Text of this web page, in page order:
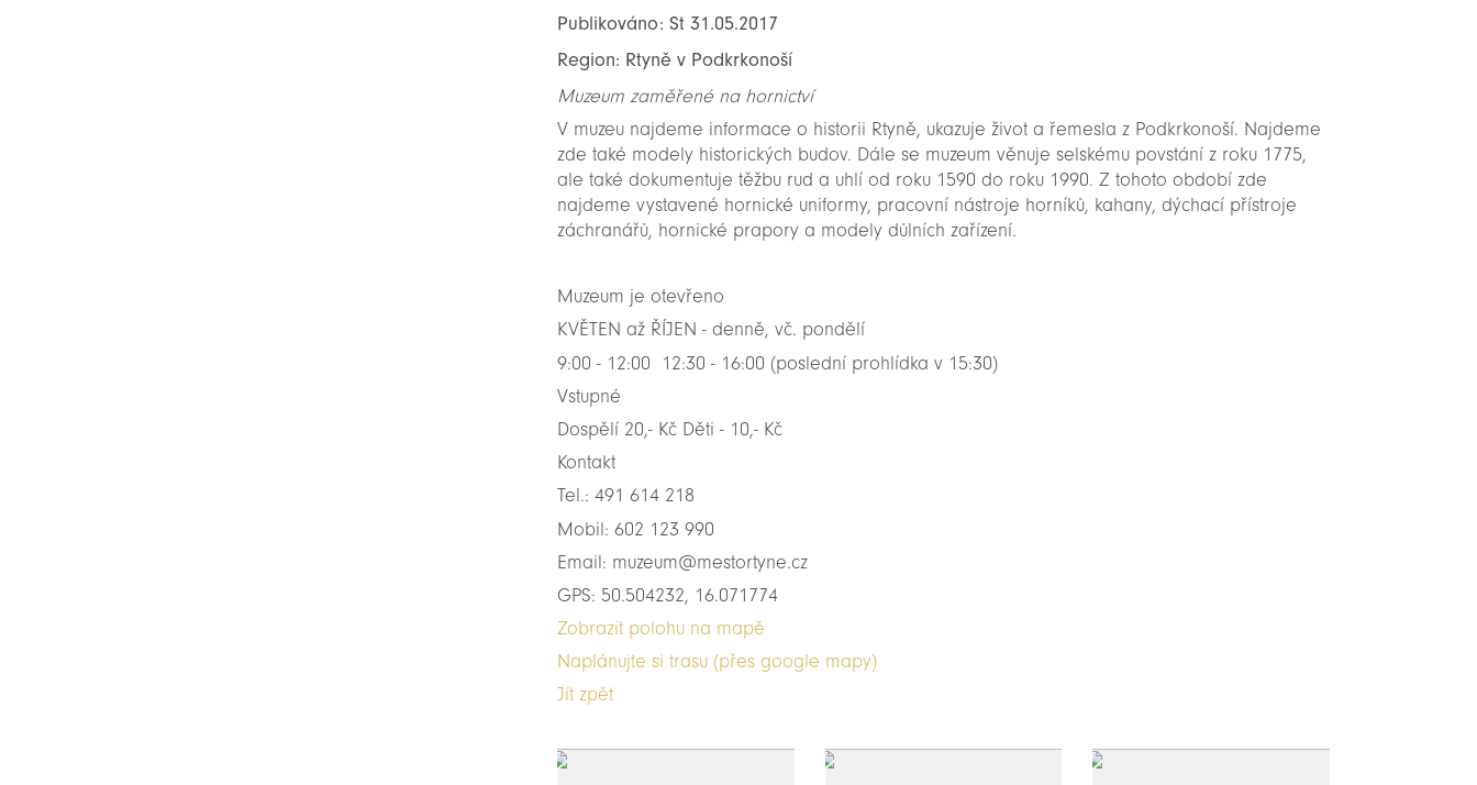
Publikováno: St 31.05.2017
Region: Rtyně v Podkrkonoší
Muzeum zaměřené na hornictví
V muzeu najdeme informace o historii Rtyně, ukazuje život a řemesla z Podkrkonoší. Najdeme
zde také modely historických budov. Dále se muzeum věnuje selskému povstání z roku 1775,
ale také dokumentuje těžbu rud a uhlí od roku 1590 do roku 1990. Z tohoto období zde
najdeme vystavené hornické uniformy, pracovní nástroje horníků, kahany, dýchací přístroje
záchranářů, hornické prapory a modely důlních zařízení.
Muzeum je otevřeno
KVĚTEN až ŘÍJEN - denně, vč. pondělí
9:00 - 12:00 12:30 - 16:00 (poslední prohlídka v 15:30)
Vstupné
Dospělí 20,- Kč Děti - 10,- Kč
Kontakt
Tel.: 491 614 218
Mobil: 602 123 990
Email: muzeum@mestortyne.cz
GPS: 50.504232, 16.071774
Zobrazit polohu na mapě
Naplánujte si trasu (přes google mapy)
Jít zpět